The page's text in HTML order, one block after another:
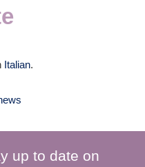
Italian.
up to date on